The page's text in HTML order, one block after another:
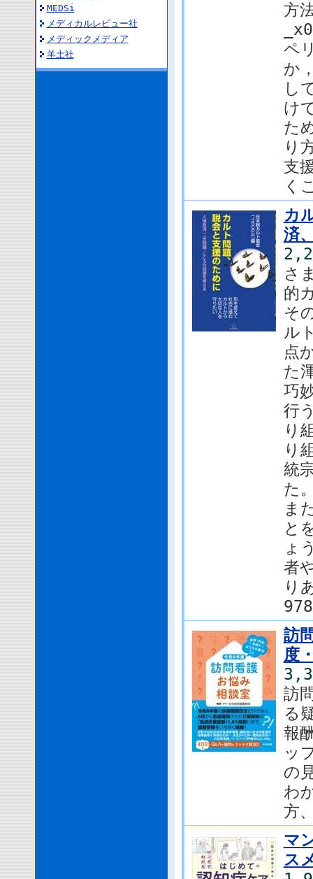
MEDSi
メディカルレビュー社
メディックメディア
羊土社
方
ペ
か
し
け
た
り
支
く
カ
済
さ
的
そ
ル
点
た
巧
行
り
り
統
た
ま
と
ょ
者
り
訪
度
訪
る
報
ッ
の
わ
方
マ
ス